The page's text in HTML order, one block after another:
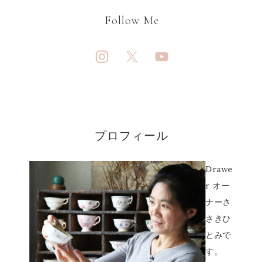
Follow Me
プロフィール
Drawe
r オー
ナーさ
さきひ
とみで
す。